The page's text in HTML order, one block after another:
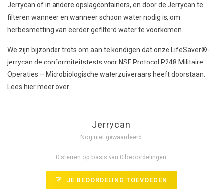
Jerrycan of in andere opslagcontainers, en door de Jerrycan te
filteren wanneer en wanneer schoon water nodig is, om
herbesmetting van eerder gefilterd water te voorkomen.
We zijn bijzonder trots om aan te kondigen dat onze LifeSaver®-
jerrycan de conformiteitstests voor NSF Protocol P248 Militaire
Operaties – Microbiologische waterzuiveraars heeft doorstaan.
Lees hier meer over.
Jerrycan
Nog niet gewaardeerd
0 sterren op basis van 0 beoordelingen
JE BEOORDELING TOEVOEGEN